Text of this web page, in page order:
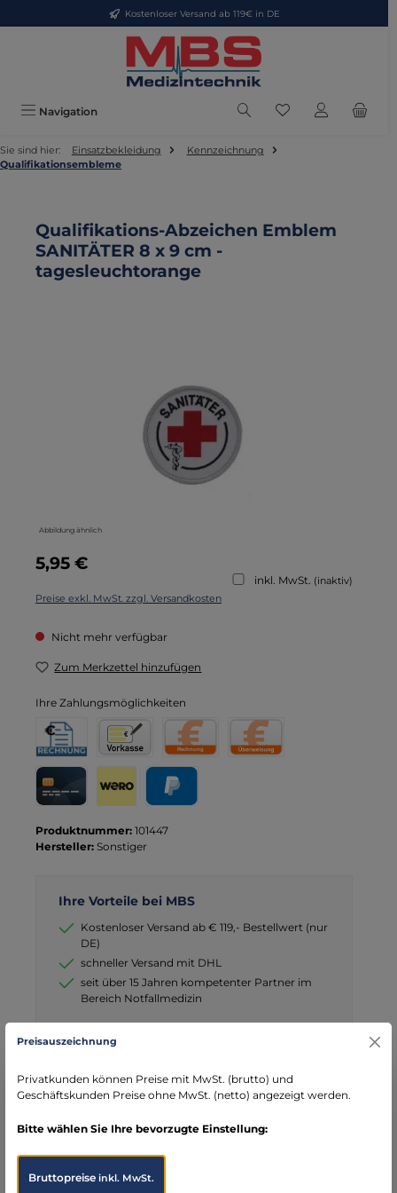
Zum Hauptinhalt springenKostenloser Versand ab 119€ in DE
Navigation Du hast 0
Sie sind hier: Einsatzbekleidung
Kennzeichnung
Qualifikationsembleme
Qualifikations-Abzeichen Emblem
SANITÄTER 8 x 9 cm -
tagesleuchtorange
Abbildung ähnlich
Regulärer Preis:
5,95 €
inkl. MwSt. (inaktiv)
Preise exkl. MwSt. zzgl. Versandkosten
Nicht mehr verfügbar
Zum Merkzettel hinzufügen
Ihre Zahlungsmöglichkeiten
Produktnummer: 101447
Hersteller: Sonstiger
Ihre Vorteile bei MBS
Kostenloser Versand ab € 119,- Bestellwert (nur
DE)
schneller Versand mit DHL
seit über 15 Jahren kompetenter Partner im
Bereich Notfallmedizin
Limitierte Auflage - nur in dieser
Vorrat reicht! Passend für die…
Preisauszeichnung
Privatkunden können Preise mit MwSt. (brutto) und
Geschäftskunden Preise ohne MwSt. (netto) angezeigt werden.
Bitte wählen Sie Ihre bevorzugte Einstellung:
Bruttopreiseinkl. MwSt.